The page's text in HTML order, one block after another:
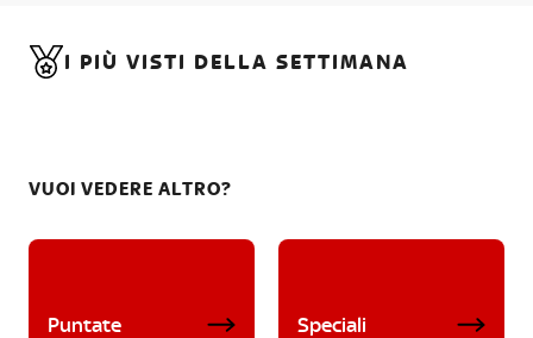
I PIÙ VISTI DELLA SETTIMANA
VUOI VEDERE ALTRO?
Puntate Speciali